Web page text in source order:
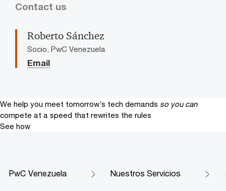
Contact us
Roberto Sánchez
Socio, PwC Venezuela
Email
We help you meet tomorrow’s tech demands so you can
compete at a speed that rewrites the rules
See how
PwC Venezuela Nuestros Servicios